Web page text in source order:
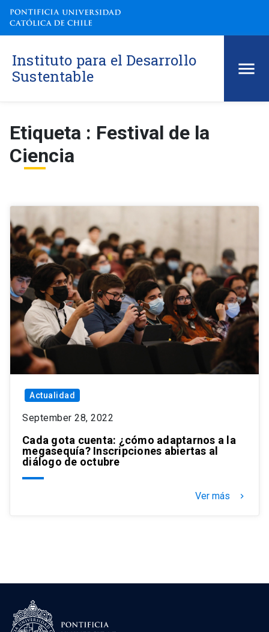
Instituto para el Desarrollo
Sustentable
Etiqueta : Festival de la
Ciencia
Actualidad
September 28, 2022
Cada gota cuenta: ¿cómo adaptarnos a la
megasequía? Inscripciones abiertas al
diálogo de octubre
Ver más keyboard_arrow_right